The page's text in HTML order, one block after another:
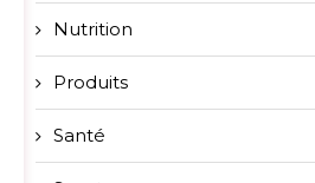
Nutrition
Produits
Santé